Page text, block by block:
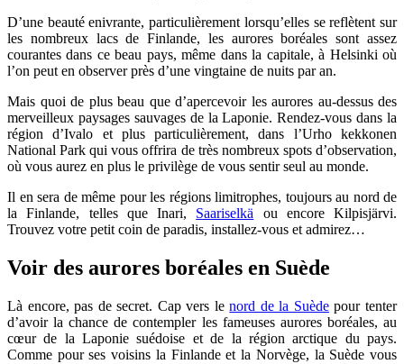
D’une beauté enivrante, particulièrement lorsqu’elles se reflètent sur
les nombreux lacs de Finlande, les aurores boréales sont assez
courantes dans ce beau pays, même dans la capitale, à Helsinki où
l’on peut en observer près d’une vingtaine de nuits par an.
Mais quoi de plus beau que d’apercevoir les aurores au-dessus des
merveilleux paysages sauvages de la Laponie. Rendez-vous dans la
région d’Ivalo et plus particulièrement, dans l’Urho kekkonen
National Park qui vous offrira de très nombreux spots d’observation,
où vous aurez en plus le privilège de vous sentir seul au monde.
Il en sera de même pour les régions limitrophes, toujours au nord de
la Finlande, telles que Inari, Saariselkä ou encore Kilpisjärvi.
Trouvez votre petit coin de paradis, installez-vous et admirez…
Voir des aurores boréales en Suède
Là encore, pas de secret. Cap vers lenord de la Suèdepour tenter
d’avoir la chance de contempler les fameuses aurores boréales, au
cœur de la Laponie suédoise et de la région arctique du pays.
Comme pour ses voisins la Finlande et la Norvège, la Suède vous